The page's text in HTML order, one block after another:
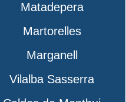
Matadepera
Martorelles
Marganell
Vilalba Sasserra